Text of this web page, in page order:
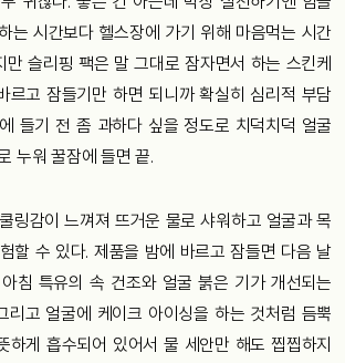
는 시간보다 헬스장에 가기 위해 마음먹는 시간
만 슬리핑 팩은 말 그대로 잠자면서 하는 스킨케
르고 잠들기만 하면 되니까 확실히 심리적 부담
들기 전 좀 과하다 싶을 정도로 치덕치덕 얼굴
누워 꿀잠에 들면 끝.
링감이 느껴져 뜨거운 물로 샤워하고 얼굴과 목
할 수 있다. 제품을 밤에 바르고 잠들면 다음 날
침 특유의 속 건조와 얼굴 붉은 기가 개선되는
리고 얼굴에 케이크 아이싱을 하는 것처럼 듬뿍
하게 흡수되어 있어서 물 세안만 해도 찝찝하지